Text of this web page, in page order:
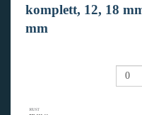
komplett, 12, 18
mm